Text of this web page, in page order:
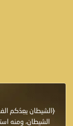
الشيطان، ومنه